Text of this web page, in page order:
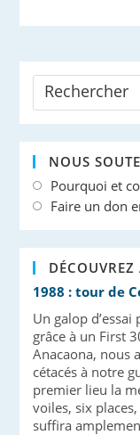
NOUS
Pourquoi et
Faire un don
1988 : tour de
Un galop
grâce à un First
Anacaona, nous
cétacés à notre
premier lieu la
voiles, six
suffira